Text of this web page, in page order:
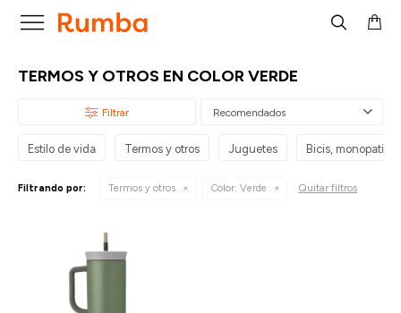

TERMOS Y OTROS EN COLOR VERDE
Recomendados
Estilo de vida Termos y otros Juguetes Bicis,
Filtrando por: Termos y otros Color: Verde Quitar filtros